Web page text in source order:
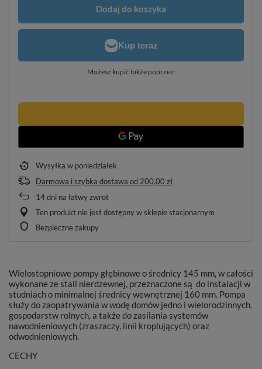
Dodaj do koszyka
Możesz kupić także poprzez:
Wysyłka w poniedziałek
Darmowa i szybka dostawa od 200,00 zł
14dni na łatwy zwrot
Ten produkt nie jest dostępny w sklepie stacjonarnym
Bezpieczne zakupy
Wielostopniowe pompy głębinowe o średnicy 145 mm, w całości
wykonane ze stali nierdzewnej, przeznaczone są do instalacji w
studniach o minimalnej średnicy wewnętrznej 160 mm. Pompa
służy do zaopatrywania w wodę domów jedno i wielorodzinnych,
gospodarstw rolnych, a także do zasilania systemów
nawodnieniowych (zraszaczy, linii kroplujących) oraz
odwodnieniowych.
CECHY